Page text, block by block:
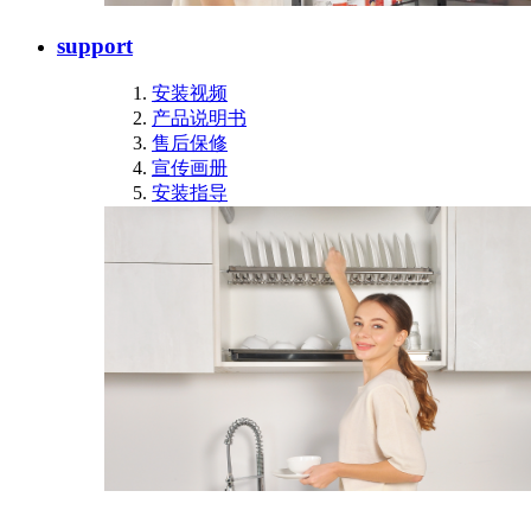
support
安装视频
产品说明书
售后保修
宣传画册
安装指导